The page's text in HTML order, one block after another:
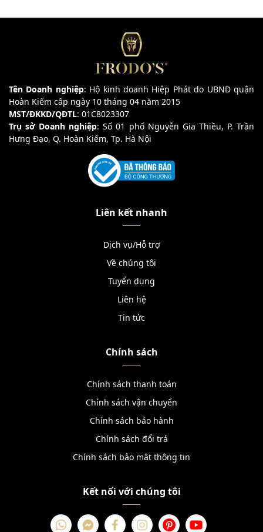
Tên Doanh nghiệp: Hộ kinh doanh Hiệp Phát do UBND quận
Hoàn Kiếm cấp ngày 10 tháng 04 năm 2015
MST/ĐKKD/QĐTL: 01C8023307
Trụ sở Doanh nghiệp: Số 01 phố Nguyễn Gia Thiều, P. Trần
Hưng Đạo, Q. Hoàn Kiếm, Tp. Hà Nội
Liên kết nhanh
Dịch vụ/Hỗ trợ
Về chúng tôi
Tuyển dụng
Liên hệ
Tin tức
Chính sách
Chính sách thanh toán
Chính sách vận chuyển
Chính sách bảo hành
Chính sách đổi trả
Chính sách bảo mật thông tin
Kết nối với chúng tôi